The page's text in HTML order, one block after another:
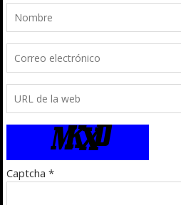
Captcha *